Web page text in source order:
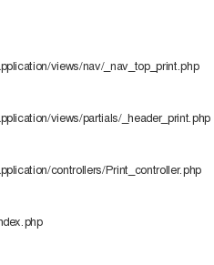
views/nav/_nav_top_print.php
views/partials/_header_print.php
controllers/Print_controller.php